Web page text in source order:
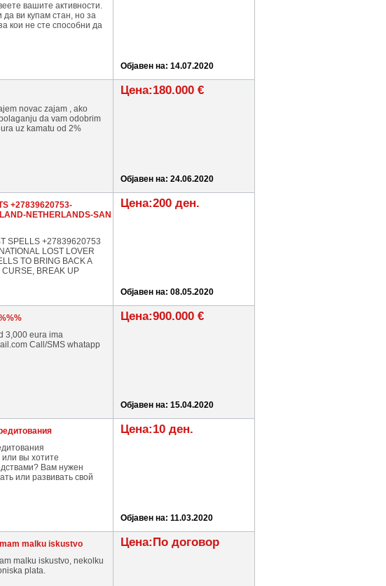
вашите активности.
да ви купам стан, но за
кои не сте способни да
Објавен на: 14.07.2020
novac zajam , ako
da vam odobrim
uz kamatu od 2%
Цена:180.000 €
Објавен на: 24.06.2020
+27839620753-
NETHERLANDS-SAN
SPELLS +27839620753
LOST LOVER
TO BRING BACK A
CURSE, BREAK UP
Цена:200 ден.
Објавен на: 08.05.2020
3,000 eura ima
Call/SMS whatapp
Цена:900.000 €
Објавен на: 15.04.2020
вы хотите
Вам нужен
или развивать свой
Цена:10 ден.
Објавен на: 11.03.2020
malku iskustvo
malku iskustvo, nekolku
plata.
Цена:По договор